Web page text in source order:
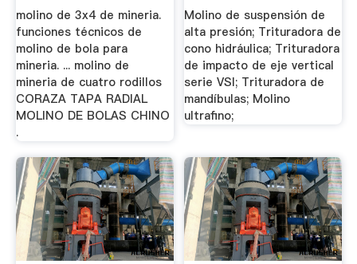
molino de 3x4 de mineria.
funciones técnicos de
molino de bola para
mineria. ... molino de
mineria de cuatro rodillos
CORAZA TAPA RADIAL
MOLINO DE BOLAS CHINO
.
Molino de suspensión de
alta presión; Trituradora de
cono hidráulica; Trituradora
de impacto de eje vertical
serie VSI; Trituradora de
mandíbulas; Molino
ultrafino;